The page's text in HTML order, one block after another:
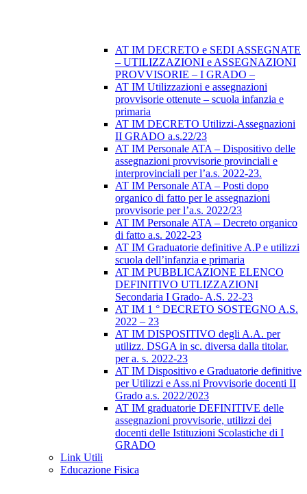
AT IM DECRETO e SEDI ASSEGNATE
– UTILIZZAZIONI e ASSEGNAZIONI
PROVVISORIE – I GRADO –
AT IM Utilizzazioni e assegnazioni
provvisorie ottenute – scuola infanzia e
primaria
AT IM DECRETO Utilizzi-Assegnazioni
II GRADO a.s.22/23
AT IM Personale ATA – Dispositivo delle
assegnazioni provvisorie provinciali e
interprovinciali per l’a.s. 2022-23.
AT IM Personale ATA – Posti dopo
organico di fatto per le assegnazioni
provvisorie per l’a.s. 2022/23
AT IM Personale ATA – Decreto organico
di fatto a.s. 2022-23
AT IM Graduatorie definitive A.P e utilizzi
scuola dell’infanzia e primaria
AT IM PUBBLICAZIONE ELENCO
DEFINITIVO UTLIZZAZIONI
Secondaria I Grado- A.S. 22-23
AT IM 1 ° DECRETO SOSTEGNO A.S.
2022 – 23
AT IM DISPOSITIVO degli A.A. per
utilizz. DSGA in sc. diversa dalla titolar.
per a. s. 2022-23
AT IM Dispositivo e Graduatorie definitive
per Utilizzi e Ass.ni Provvisorie docenti II
Grado a.s. 2022/2023
AT IM graduatorie DEFINITIVE delle
assegnazioni provvisorie, utilizzi dei
docenti delle Istituzioni Scolastiche di I
GRADO
Link Utili
Educazione Fisica